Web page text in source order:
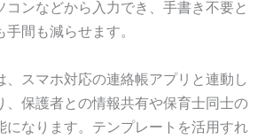
ンなどから入力でき、手書き不要と
間も減らせます。
、スマホ対応の連絡帳アプリと連動し
、保護者との情報共有や保育士同士の
になります。テンプレートを活用すれ